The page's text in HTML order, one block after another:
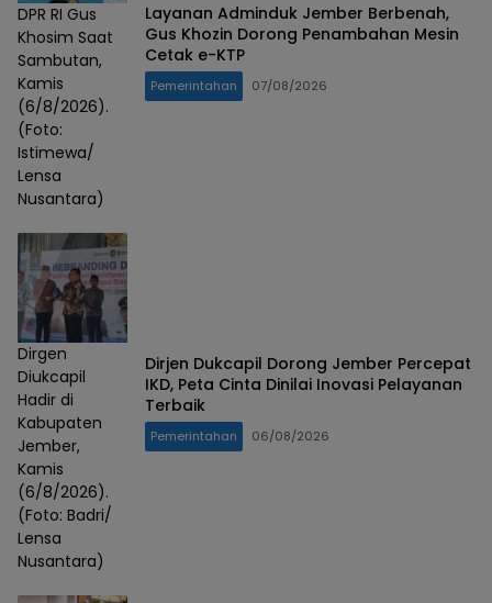
DPR RI Gus
Khosim Saat
Sambutan,
Kamis
(6/8/2026).
(Foto:
Istimewa/
Lensa
Nusantara)
Layanan Adminduk Jember Berbenah,
Gus Khozin Dorong Penambahan Mesin
Cetak e-KTP
Pemerintahan 07/08/2026
Dirgen
Diukcapil
Hadir di
Kabupaten
Jember,
Kamis
(6/8/2026).
(Foto: Badri/
Lensa
Nusantara)
Dirjen Dukcapil Dorong Jember Percepat
IKD, Peta Cinta Dinilai Inovasi Pelayanan
Terbaik
Pemerintahan 06/08/2026